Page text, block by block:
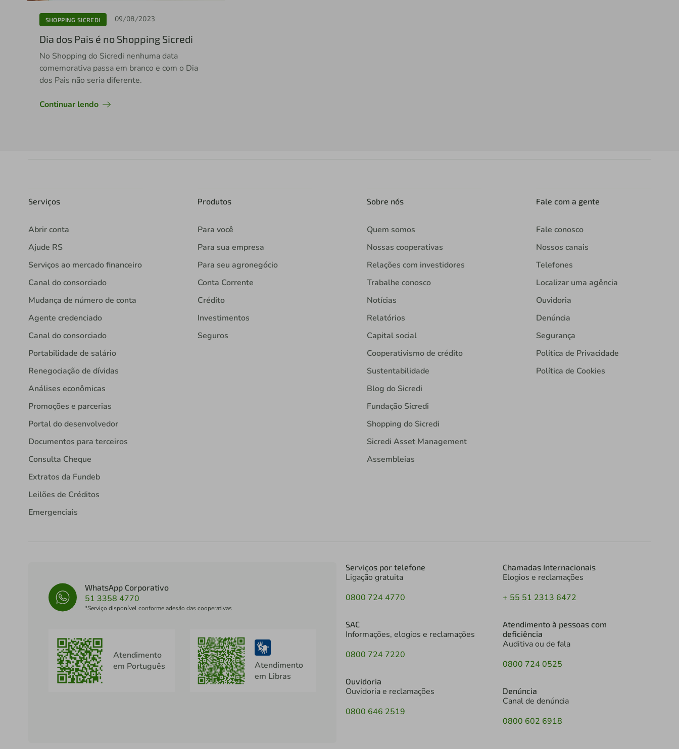
SHOPPING SICREDI 09/08/2023
Dia dos Pais é no Shopping Sicredi
No Shopping do Sicredi nenhuma data
comemorativa passa em branco e com o Dia
dos Pais não seria diferente.
Continuar lendo
Serviços
Abrir conta
Ajude RS
Serviços ao mercado financeiro
Canal do consorciado
Mudança de número de conta
Agente credenciado
Canal do consorciado
Portabilidade de salário
Renegociação de dívidas
Análises econômicas
Promoções e parcerias
Portal do desenvolvedor
Documentos para terceiros
Consulta Cheque
Extratos da Fundeb
Leilões de Créditos
Emergenciais
Produtos
Para você
Para sua empresa
Para seu agronegócio
Conta Corrente
Crédito
Investimentos
Seguros
Sobre nós
Quem somos
Nossas cooperativas
Relações com investidores
Trabalhe conosco
Notícias
Relatórios
Capital social
Cooperativismo de crédito
Sustentabilidade
Blog do Sicredi
Fundação Sicredi
Shopping do Sicredi
Sicredi Asset Management
Assembleias
Fale com a gente
Fale conosco
Nossos canais
Telefones
Localizar uma agência
Ouvidoria
Denúncia
Segurança
Política de Privacidade
Política de Cookies
WhatsApp Corporativo
51 3358 4770
*Serviço disponível conforme adesão das cooperativas
Atendimento
em Português
Atendimento
em Libras
Serviços por telefone
Ligação gratuita
0800 724 4770
SAC
Informações, elogios e reclamações
0800 724 7220
Ouvidoria
Ouvidoria e reclamações
0800 646 2519
Chamadas Internacionais
Elogios e reclamações
+ 55 51 2313 6472
Atendimento à pessoas com
deficiência
Auditiva ou de fala
0800 724 0525
Denúncia
Canal de denúncia
0800 602 6918